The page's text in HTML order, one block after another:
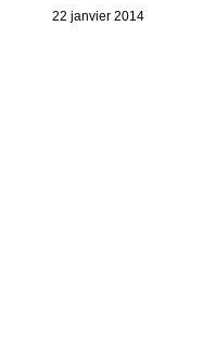
22 janvier 2014